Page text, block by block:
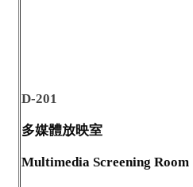
D-201
多媒體放映室
Multimedia Screening Room